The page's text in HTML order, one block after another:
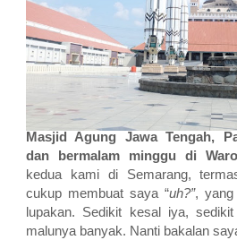
Masjid Agung Jawa Tengah,
dan bermalam minggu di
kedua kami di Semarang,
cukup membuat saya “uh?”, yang
lupakan. Sedikit kesal iya,
malunya banyak. Nanti bakalan